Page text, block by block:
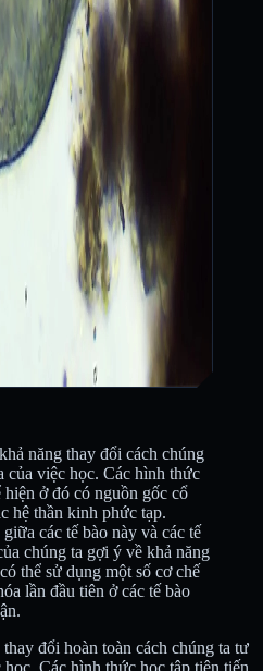
năng thay đổi cách chúng
của việc học. Các hình thức
ở đó có nguồn gốc cổ
hệ thần kinh phức tạp.
các tế bào này và các tế
chúng ta gợi ý về khả năng
thể sử dụng một số cơ chế
lần đầu tiên ở các tế bào
đổi hoàn toàn cách chúng ta tư
Các hình thức học tập tiên tiến